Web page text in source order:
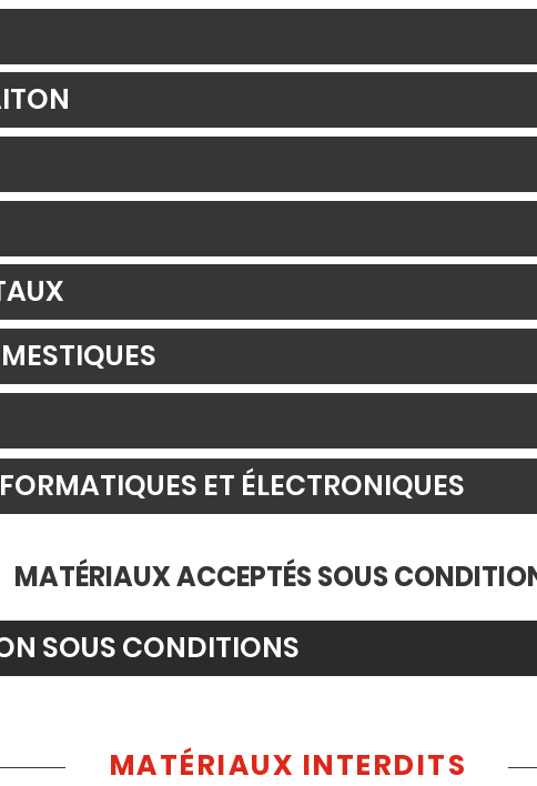
ET ÉLECTRONIQUES
MATÉRIAUX ACCEPTÉS SOUS
SOUS CONDITIONS
MATÉRIAUX INTERDITS